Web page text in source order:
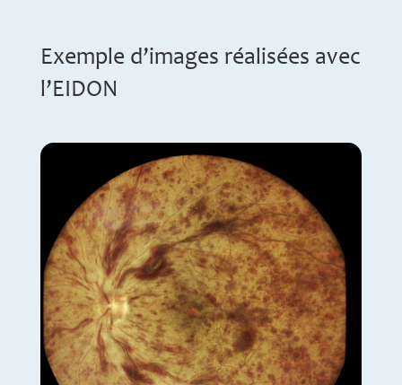
Exemple d’images réalisées avec
l’EIDON